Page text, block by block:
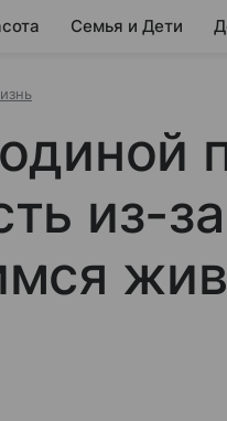
Семья и Дети
из-